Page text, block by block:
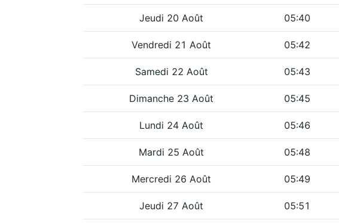
Jeudi 20 Août 05:40
Vendredi 21 Août 05:42
Samedi 22 Août 05:43
Dimanche 23 Août 05:45
Lundi 24 Août 05:46
Mardi 25 Août 05:48
Mercredi 26 Août 05:49
Jeudi 27 Août 05:51